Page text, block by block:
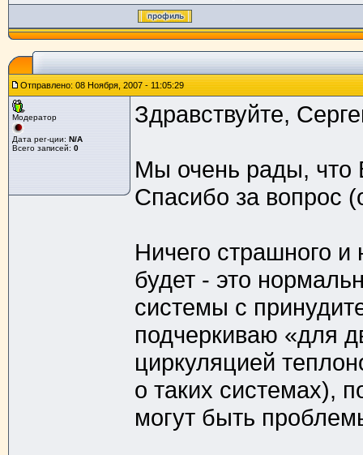
Отправлено: 08 Ноября, 2007 - 11:05:29
Модератор
Дата рег-ции: N/A
Всего записей: 0
Здравствуйте,
Мы очень рады, что
Спасибо за вопрос
Ничего страшного и
будет - это
системы с
подчеркиваю «для
циркуляцией
о таких системах),
могут быть